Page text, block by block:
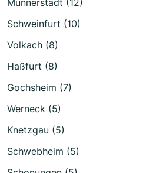
Schweinfurt (10)
Volkach (8)
Haßfurt (8)
Gochsheim (7)
Werneck (5)
Knetzgau (5)
Schwebheim (5)